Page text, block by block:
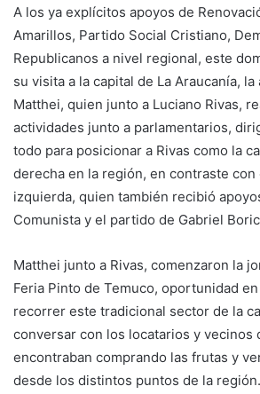
A los ya explícitos apoyos de
Amarillos, Partido Social Cristiano,
Republicanos a nivel regional, este
su visita a la capital de La Araucanía, la
Matthei, quien junto a Luciano Rivas,
actividades junto a parlamentarios,
todo para posicionar a Rivas como la
derecha en la región, en contraste con
izquierda, quien también recibió
Comunista y el partido de Gabriel
Matthei junto a Rivas, comenzaron la
Feria Pinto de Temuco, oportunidad
recorrer este tradicional sector de la
conversar con los locatarios y vecinos
encontraban comprando las frutas y
desde los distintos puntos de la